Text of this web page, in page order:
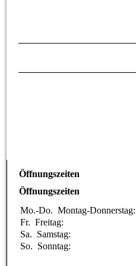
Öffnungszeiten
Öffnungszeiten
Mo.-Do.Montag-Donnerstag:
Fr.Freitag:
Sa. Samstag:
So. Sonntag: